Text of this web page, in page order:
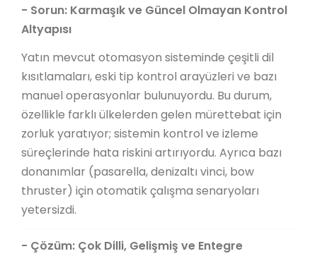
- Sorun: Karmaşık ve Güncel Olmayan Kontrol
Altyapısı
Yatın mevcut otomasyon sisteminde çeşitli dil
kısıtlamaları, eski tip kontrol arayüzleri ve bazı
manuel operasyonlar bulunuyordu. Bu durum,
özellikle farklı ülkelerden gelen mürettebat için
zorluk yaratıyor; sistemin kontrol ve izleme
süreçlerinde hata riskini artırıyordu. Ayrıca bazı
donanımlar (pasarella, denizaltı vinci, bow
thruster) için otomatik çalışma senaryoları
yetersizdi.
- Çözüm: Çok Dilli, Gelişmiş ve Entegre